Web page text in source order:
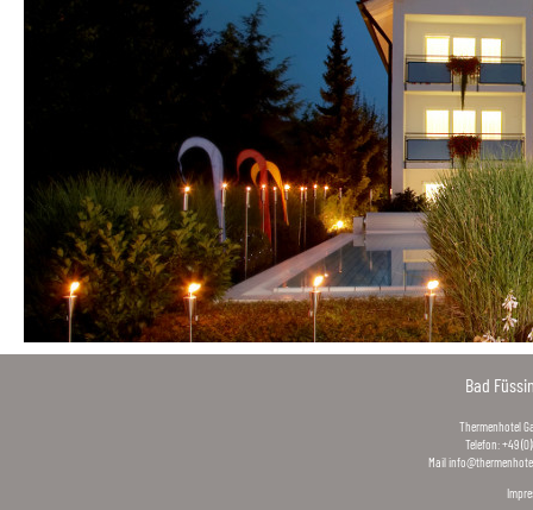
Bad
Thermenhotel
Telefon: +49
Mail